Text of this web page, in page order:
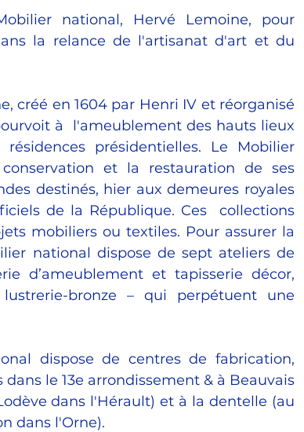
national, Hervé Lemoine, pour
la relance de l'artisanat d'art et du
créé en 1604 par Henri IV et réorganisé
à  l'ameublement des hauts lieux
présidentielles. Le Mobilier
et la restauration de ses
destinés, hier aux demeures royales
de la République. Ces  collections
mobiliers ou textiles. Pour assurer la
national dispose de sept ateliers de
d’ameublement et tapisserie décor,
bronze – qui perpétuent une
dispose de centres de fabrication,
le 13e arrondissement & à Beauvais
dans l'Hérault) et à la dentelle (au
dans l'Orne).